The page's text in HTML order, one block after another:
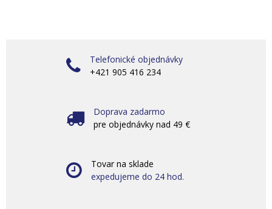
Telefonické objednávky
+421 905 416 234
Doprava zadarmo
pre objednávky nad 49 €
Tovar na sklade
expedujeme do 24 hod.